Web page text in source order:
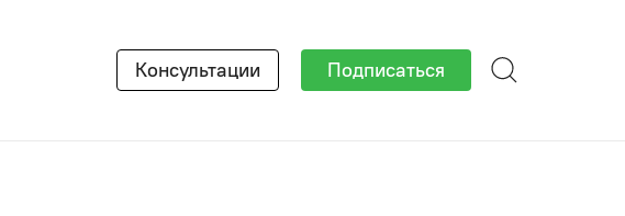
Консультации Подписаться